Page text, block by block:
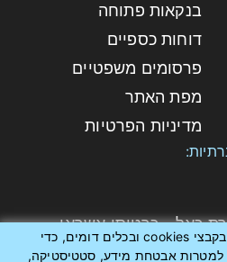
באתר שלנו עושים שימוש בקבצי cookies ובכלים דומים, כדי
למטרות אבטחת מידע, סטטיסטיקה,
בנקאות פתוחה
דוחות כספיים
פרסומים משפטיים
מפת האתר
מדיניות הפרטיות
כאל - כרטיסי אשראי